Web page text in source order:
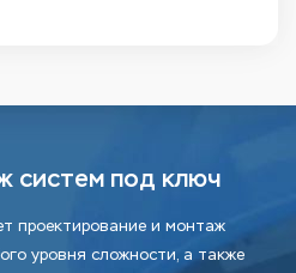
систем под ключ
проектирование и монтаж
уровня сложности, а также